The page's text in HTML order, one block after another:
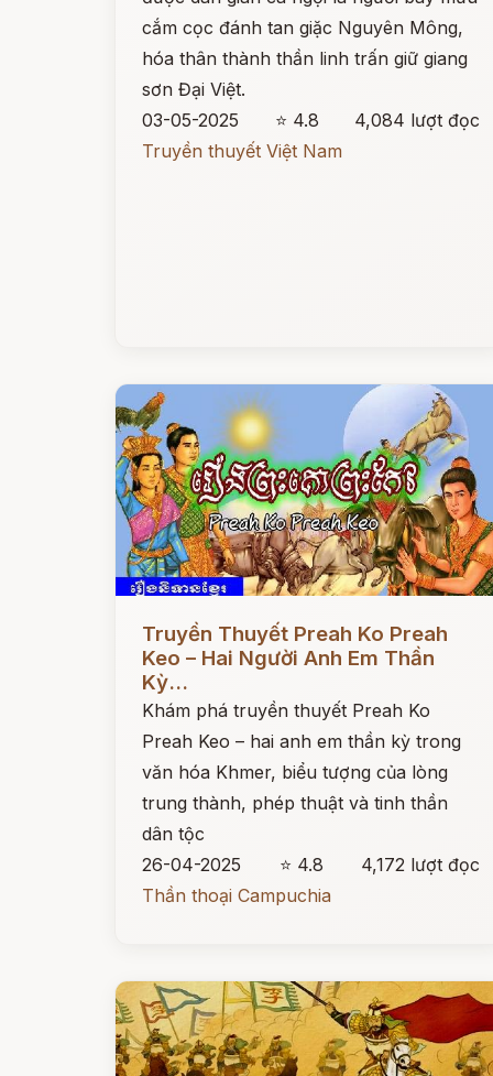
cắm cọc đánh tan giặc Nguyên Mông,
hóa thân thành thần linh trấn giữ giang
sơn Đại Việt.
03-05-2025
⭐ 4.8
4,084 lượt đọc
Truyền thuyết Việt Nam
Đọc ngay
Truyền Thuyết Preah Ko Preah
Keo – Hai Người Anh Em Thần
Kỳ...
Khám phá truyền thuyết Preah Ko
Preah Keo – hai anh em thần kỳ trong
văn hóa Khmer, biểu tượng của lòng
trung thành, phép thuật và tinh thần
dân tộc
26-04-2025
⭐ 4.8
4,172 lượt đọc
Thần thoại Campuchia